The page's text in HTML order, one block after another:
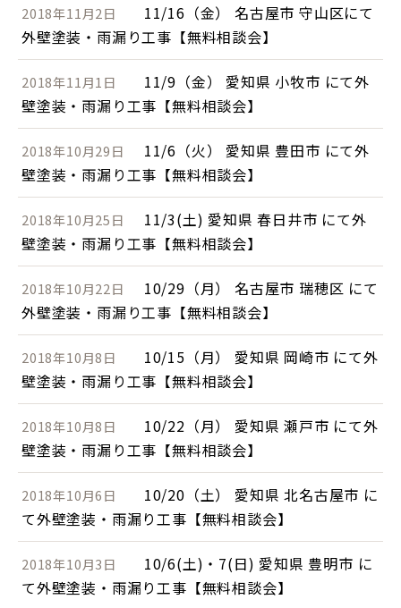
2018年11月2日
11/16（金） 名古屋市 守山区にて
外壁塗装・雨漏り工事【無料相談会】
2018年11月1日
11/9（金） 愛知県 小牧市 にて外
壁塗装・雨漏り工事【無料相談会】
2018年10月29日
11/6（火） 愛知県 豊田市 にて外
壁塗装・雨漏り工事【無料相談会】
2018年10月25日
11/3(土) 愛知県 春日井市 にて外
壁塗装・雨漏り工事【無料相談会】
2018年10月22日
10/29（月） 名古屋市 瑞穂区 にて
外壁塗装・雨漏り工事【無料相談会】
2018年10月8日
10/15（月） 愛知県 岡崎市 にて外
壁塗装・雨漏り工事【無料相談会】
2018年10月8日
10/22（月） 愛知県 瀬戸市 にて外
壁塗装・雨漏り工事【無料相談会】
2018年10月6日
10/20（土） 愛知県 北名古屋市 に
て外壁塗装・雨漏り工事【無料相談会】
2018年10月3日
10/6(土)・7(日) 愛知県 豊明市 に
て外壁塗装・雨漏り工事【無料相談会】